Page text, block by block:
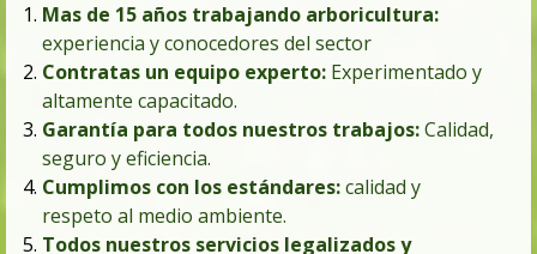
Mas de 15 años trabajando arboricultura:
experiencia y conocedores del sector
Contratas un equipo experto: Experimentado y
altamente capacitado.
Garantía para todos nuestros trabajos:Calidad,
seguro yeficiencia.
Cumplimos con los estándares:calidad y
respeto al medio ambiente.
Todos nuestros servicios legalizados y